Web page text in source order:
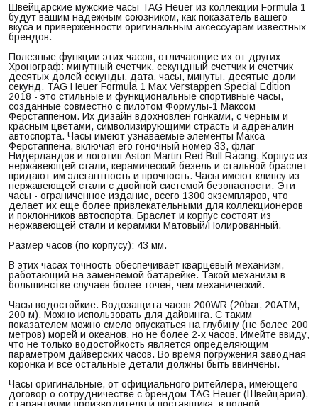
Швейцарские мужские часы TAG Heuer из коллекции Formula 1
будут вашим надежным союзником, как показатель вашего
вкуса и приверженности оригинальным аксессуарам известных
брендов.
Полезные функции этих часов, отличающие их от других:
Хронограф: минутный счетчик, секундный счетчик и счетчик
десятых долей секунды, дата, часы, минуты, десятые доли
секунд. TAG Heuer Formula 1 Max Verstappen Special Edition
2018 - это стильные и функциональные спортивные часы,
созданные совместно с пилотом Формулы-1 Максом
Ферстаппеном. Их дизайн вдохновлен гонками, с черным и
красным цветами, символизирующими страсть и адреналин
автоспорта. Часы имеют узнаваемые элементы Макса
Ферстаппена, включая его гоночный номер 33, флаг
Нидерландов и логотип Aston Martin Red Bull Racing. Корпус из
нержавеющей стали, керамический безель и стальной браслет
придают им элегантность и прочность. Часы имеют клипсу из
нержавеющей стали с двойной системой безопасности. Эти
часы - ограниченное издание, всего 1300 экземпляров, что
делает их еще более привлекательными для коллекционеров
и поклонников автоспорта. Браслет и корпус состоят из
нержавеющей стали и керамики Матовый/Полированный.
Размер часов (по корпусу): 43 мм.
В этих часах точность обеспечивает кварцевый механизм,
работающий на заменяемой батарейке. Такой механизм в
большинстве случаев более точен, чем механический.
Часы водостойкие. Водозащита часов 200WR (20bar, 20ATM,
200 м). Можно использовать для дайвинга. С таким
показателем можно смело опускаться на глубину (не более 200
метров) морей и океанов, но не более 2-х часов. Имейте ввиду,
что не только водостойкость является определяющим
параметром дайверских часов. Во время погружения заводная
коронка и все остальные детали должны быть ввинчены.
Часы оригинальные, от официального ритейлера, имеющего
договор о сотрудничестве с брендом TAG Heuer (Швейцария),
с гарантиями производителя и поставщика, в полной